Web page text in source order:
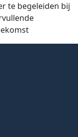
te begeleiden bij